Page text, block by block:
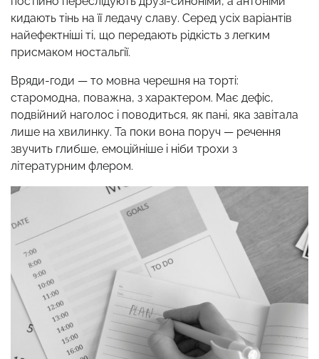
кидають тінь на її ледачу славу. Серед усіх варіантів
найефектніші ті, що передають рідкість з легким
присмаком ностальгії.
Вряди-годи — то мовна черешня на торті:
старомодна, поважна, з характером. Має дефіс,
подвійний наголос і поводиться, як пані, яка завітала
лише на хвилинку. Та поки вона поруч — речення
звучить глибше, емоційніше і ніби трохи з
літературним флером.